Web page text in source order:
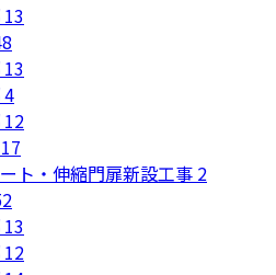
13
13
4
12
17
ト・伸縮門扉新設工事 2
13
12